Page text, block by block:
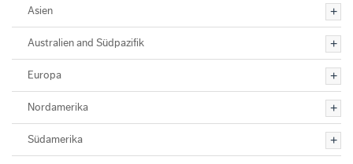
Asien
Australien and Südpazifik
Europa
Nordamerika
Südamerika